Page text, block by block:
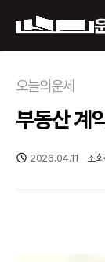
운
미래
오늘의운세
부동산 계
2026.04.11 조